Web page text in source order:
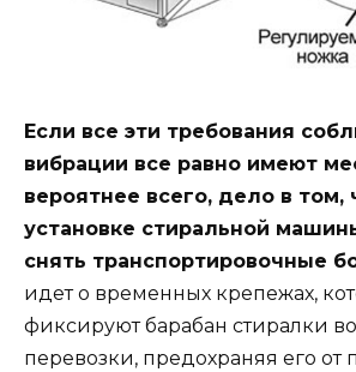
Если все эти требования
вибрации все равно имеют
вероятнее всего, дело в том,
установке стиральной
снять транспортировочные
идет о временных крепежах,
фиксируют барабан стиралки
перевозки, предохраняя его